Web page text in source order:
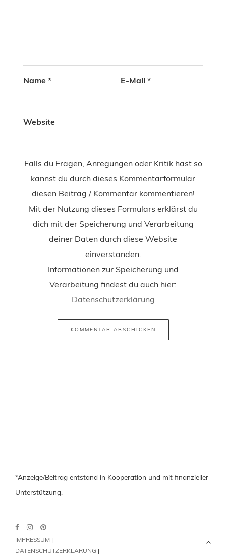
Name * E-Mail *
Website
Falls du Fragen, Anregungen oder Kritik hast so
kannst du durch dieses Kommentarformular
diesen Beitrag / Kommentar kommentieren!
Mit der Nutzung dieses Formulars erklärst du
dich mit der Speicherung und Verarbeitung
deiner Daten durch diese Website
einverstanden.
Informationen zur Speicherung und
Verarbeitung findest du auch hier:
Datenschutzerklärung
*Anzeige/Beitrag entstand in Kooperation und mit finanzieller
Unterstützung.
IMPRESSUM |
DATENSCHUTZERKLÄRUNG |